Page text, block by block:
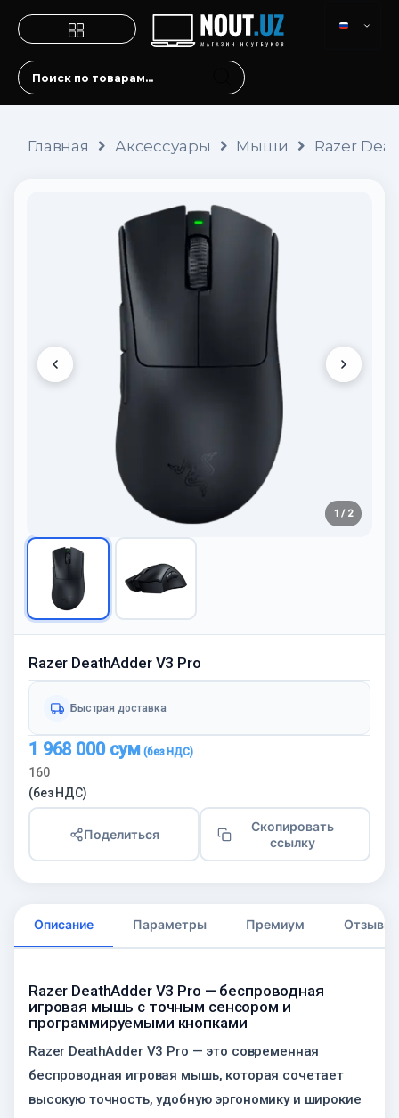
Главная Аксессуары Мыши Razer
1 / 2
Razer DeathAdder V3 Pro
Быстрая доставка
1 968 000 сум
160
(без НДС)
Поделиться
Скопировать
ссылку
Описание Параметры Премиум Отзывы
Razer DeathAdder V3 Pro — беспроводная
игровая мышь с точным сенсором и
программируемыми кнопками
Razer DeathAdder V3 Pro — это современная
беспроводная игровая мышь, которая сочетает
высокую точность, удобную эргономику и широкие